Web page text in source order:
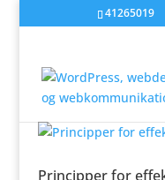
41265019
Principper for